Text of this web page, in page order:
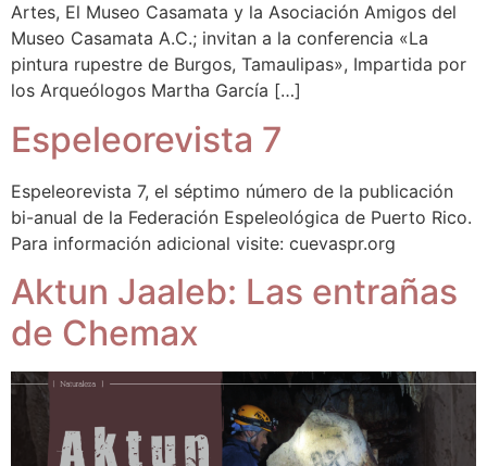
Artes, El Museo Casamata y la Asociación Amigos del
Museo Casamata A.C.; invitan a la conferencia «La
pintura rupestre de Burgos, Tamaulipas», Impartida por
los Arqueólogos Martha García […]
Espeleorevista 7
Espeleorevista 7, el séptimo número de la publicación
bi-anual de la Federación Espeleológica de Puerto Rico.
Para información adicional visite: cuevaspr.org
Aktun Jaaleb: Las entrañas
de Chemax